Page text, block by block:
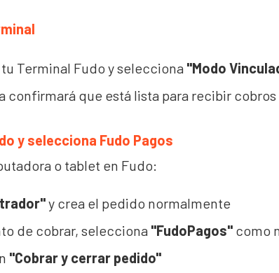
Terminal Fudo y selecciona "Modo
confirmará que está lista para recibir
y selecciona Fudo Pagos
o tablet en Fudo:
y crea el pedido normalmente
de cobrar, selecciona "FudoPagos" como
"Cobrar y cerrar pedido"